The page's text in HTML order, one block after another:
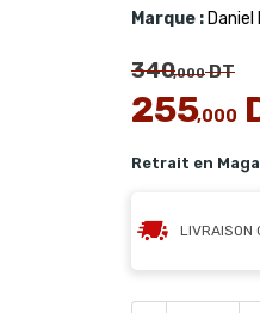
Marque : Daniel
340,000DT
255,000
Retrait en
LIVRAISON